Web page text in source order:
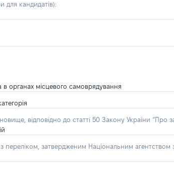
для кандидатів):
в органах місцевого самоврядування
відповідно до статті 50 Закону України “Про
затвердженим Національним агентством